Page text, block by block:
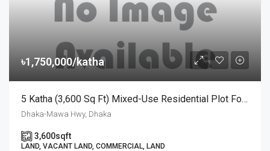
৳1,750,000/katha
5 Katha (3,600 Sq Ft) Mixed-Use Residential Plot For Sale With Modern Facilities | আধুনিক সুযোগ-সুবিধা সংবলিত পরিকল্পিত প্রকল্পে প্রতি কাঠা ১৭.৫ লক্ষ টাকায় ৫ কাঠার প্লট বিক্রয়
Dhaka-Mawa Hwy, Dhaka
3,600sqft
LAND, VACANT LAND, COMMERCIAL, LAND